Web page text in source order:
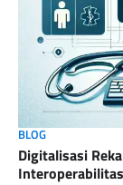
BLOG
Digitalisasi
Interoperabilitas